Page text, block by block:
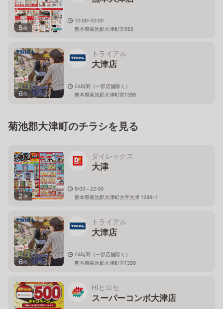
5枚
10:00-20:00
熊本県菊池郡大津町室955
6枚
トライアル
大津店
24時間（一部店舗除く）
熊本県菊池郡大津町室1399
菊池郡大津町のチラシを見る
2枚
ダイレックス
大津
9:00～22:00
熊本県菊池郡大津町大字大津 1286-1
6枚
トライアル
大津店
24時間（一部店舗除く）
熊本県菊池郡大津町室1399
HIヒロセ
スーパーコンボ大津店